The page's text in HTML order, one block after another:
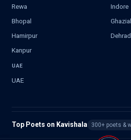
Rewa
Indore
Bhopal
Hamirpur
Kanpur
UAE
UAE
Top Poets on Kavishala 300+ poets &